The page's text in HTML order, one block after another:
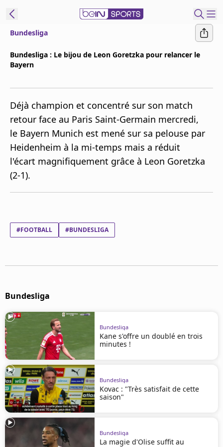
Replays
Podcasts
En Direct
Gérer les
notifications
Contactez nous
Grille TV
Mentions légales
Paramétrer mon consentement
Bundesliga
Bundesliga : Le bijou de Leon Goretzka pour relancer le
Bayern
Déjà champion et concentré sur son match
retour face au Paris Saint-Germain mercredi,
le Bayern Munich est mené sur sa pelouse par
Heidenheim à la mi-temps mais a réduit
l'écart magnifiquement grâce à Leon Goretzka
(2-1).
#FOOTBALL #BUNDESLIGA
Bundesliga
Bundesliga
Kane s'offre un doublé en trois
minutes !
Bundesliga
Kovac : "Très satisfait de cette
saison"
Bundesliga
La magie d'Olise suffit au